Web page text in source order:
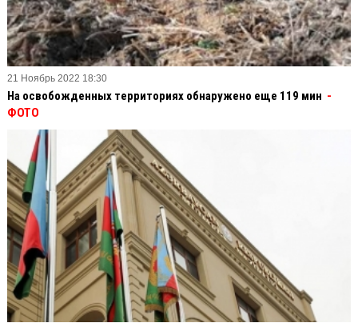
21 Ноябрь 2022 18:30
На освобожденных территориях обнаружено еще 119 мин -
ФОТО